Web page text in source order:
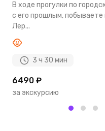
В ходе прогулки по
с его прошлым,
Лер...
3 ч 30 мин
6490 ₽
за экскурсию